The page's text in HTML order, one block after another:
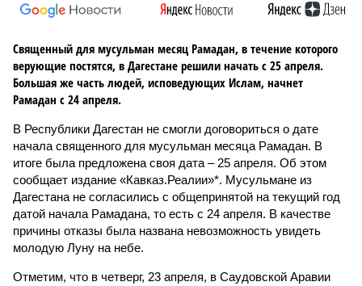
Священный для мусульман месяц Рамадан, в течение которого
верующие постятся, в Дагестане решили начать с 25 апреля.
Большая же часть людей, исповедующих Ислам, начнет
Рамадан с 24 апреля.
В Республики Дагестан не смогли договориться о дате
начала священного для мусульман месяца Рамадан. В
итоге была предложена своя дата – 25 апреля. Об этом
сообщает издание «Кавказ.Реалии»*. Мусульмане из
Дагестана не согласились с общепринятой на текущий год
датой начала Рамадана, то есть с 24 апреля. В качестве
причины отказы была названа невозможность увидеть
молодую Луну на небе.
Отметим, что в четверг, 23 апреля, в Саудовской Аравии